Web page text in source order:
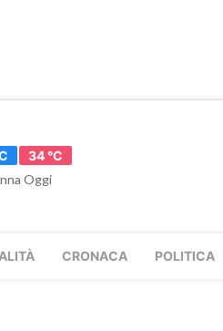
34 °C
Oggi
CRONACA POLITICA